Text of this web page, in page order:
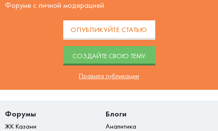
Форуме с личной модерацией.
ОПУБЛИКУЙТЕ СТАТЬЮ
CОЗДАЙТЕ СВОЮ ТЕМУ
Правила публикации
Форумы
ЖК Казани
Блоги
Аналитика